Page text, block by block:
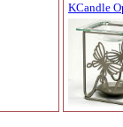
KCandle